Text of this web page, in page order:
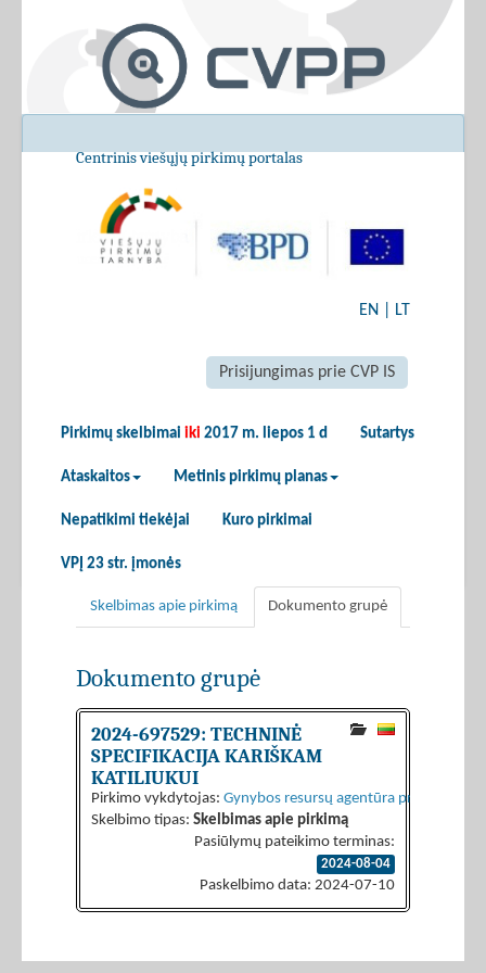
Centrinis viešųjų pirkimų portalas
EN LT
Prisijungimas prie CVP IS
Pirkimų skelbimai iki 2017 m. liepos 1 d Sutartys
Ataskaitos Metinis pirkimų planas
Nepatikimi tiekėjai Kuro pirkimai
VPĮ 23 str. įmonės
Skelbimas apie pirkimą Dokumento grupė
Dokumento grupė
2024-697529: TECHNINĖ
SPECIFIKACIJA KARIŠKAM
KATILIUKUI
Pirkimo vykdytojas: Gynybos resursų agentūra prie Krašto
Skelbimo tipas: Skelbimas apie pirkimą
Pasiūlymų pateikimo terminas:
2024-08-04
Paskelbimo data: 2024-07-10